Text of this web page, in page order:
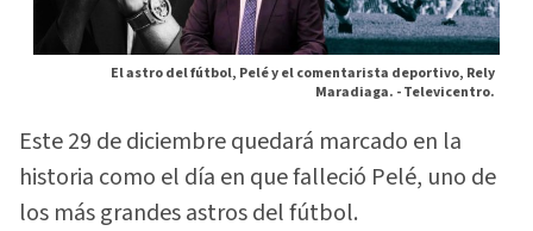
El astro del fútbol, Pelé y el comentarista deportivo, Rely
Maradiaga. -Televicentro.
Este 29 de diciembre quedará marcado en la
historia como el día en que falleció Pelé, uno de
los más grandes astros del fútbol.